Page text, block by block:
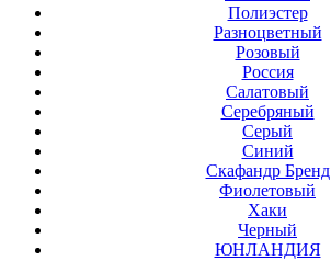
Полиэстер
Разноцветный
Розовый
Россия
Салатовый
Серебряный
Серый
Синий
Скафандр Бренд
Фиолетовый
Хаки
Черный
ЮНЛАНДИЯ